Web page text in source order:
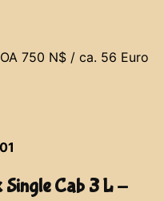
750 N$ / ca. 56 Euro
Single Cab 3 L -